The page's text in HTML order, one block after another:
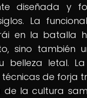
diseñada y
La
en la batalla
sino también
belleza letal. La
de forja
de la cultura